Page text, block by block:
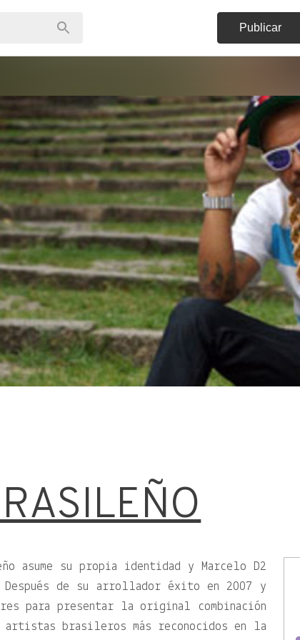
Publicar
asume su propia identidad y Marcelo D2
de su arrollador éxito en 2007 y
para presentar la original combinación
brasileros más reconocidos en la